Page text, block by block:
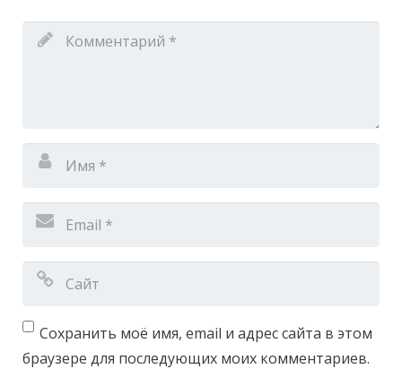
Сохранить моё имя, email и адрес сайта в этом
браузере для последующих моих комментариев.